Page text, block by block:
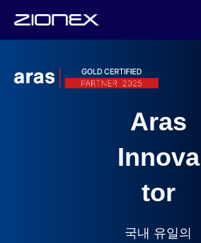
Aras
Innova
tor
국내 유일의